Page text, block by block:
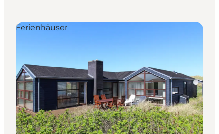
Ferienhäuser